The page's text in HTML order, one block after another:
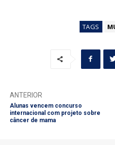
TAGS
ANTERIOR
Alunas vencem concurso
internacional com projeto sobre
câncer de mama